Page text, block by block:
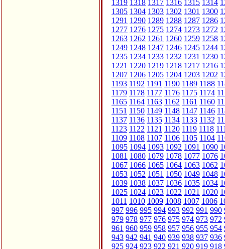
1319 1318 1317 1316 1315 1314
1305 1304 1303 1302 1301 1300
1291 1290 1289 1288 1287 1286
1277 1276 1275 1274 1273 1272
1263 1262 1261 1260 1259 1258
1249 1248 1247 1246 1245 1244
1235 1234 1233 1232 1231 1230
1221 1220 1219 1218 1217 1216
1207 1206 1205 1204 1203 1202
1193 1192 1191 1190 1189 1188
1179 1178 1177 1176 1175 1174
1165 1164 1163 1162 1161 1160
1151 1150 1149 1148 1147 1146
1137 1136 1135 1134 1133 1132
1123 1122 1121 1120 1119 1118
1109 1108 1107 1106 1105 1104
1095 1094 1093 1092 1091 1090
1081 1080 1079 1078 1077 1076
1067 1066 1065 1064 1063 1062
1053 1052 1051 1050 1049 1048
1039 1038 1037 1036 1035 1034
1025 1024 1023 1022 1021 1020
1011 1010 1009 1008 1007 1006
997 996 995 994 993 992 991 990
979 978 977 976 975 974 973 972
961 960 959 958 957 956 955 954
943 942 941 940 939 938 937 936
925 924 923 922 921 920 919 918